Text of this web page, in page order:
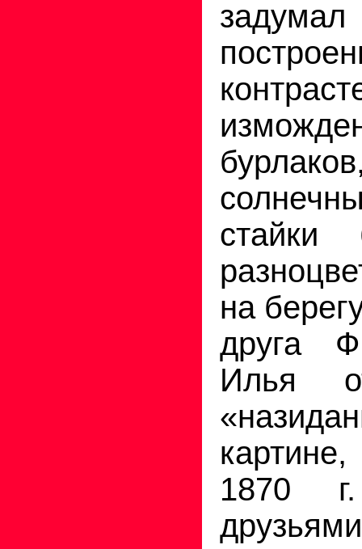
на
друга
Илья
1870